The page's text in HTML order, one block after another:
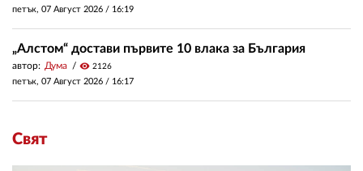
петък, 07 Август 2026 / 16:19
„Алстом“ достави първите 10 влака за България
автор: Дума visibility 2126
петък, 07 Август 2026 / 16:17
Свят